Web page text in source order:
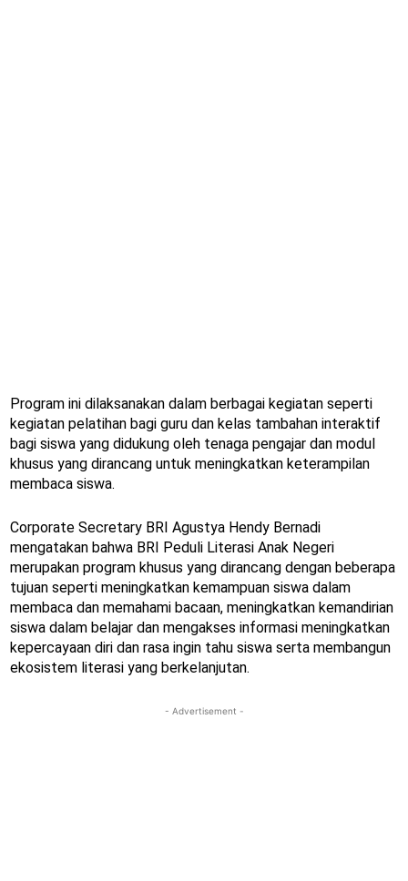
Program ini dilaksanakan dalam berbagai kegiatan seperti
kegiatan pelatihan bagi guru dan kelas tambahan interaktif
bagi siswa yang didukung oleh tenaga pengajar dan modul
khusus yang dirancang untuk meningkatkan keterampilan
membaca siswa.
Corporate Secretary BRI Agustya Hendy Bernadi
mengatakan bahwa BRI Peduli Literasi Anak Negeri
merupakan program khusus yang dirancang dengan beberapa
tujuan seperti meningkatkan kemampuan siswa dalam
membaca dan memahami bacaan, meningkatkan kemandirian
siswa dalam belajar dan mengakses informasi meningkatkan
kepercayaan diri dan rasa ingin tahu siswa serta membangun
ekosistem literasi yang berkelanjutan.
- Advertisement -